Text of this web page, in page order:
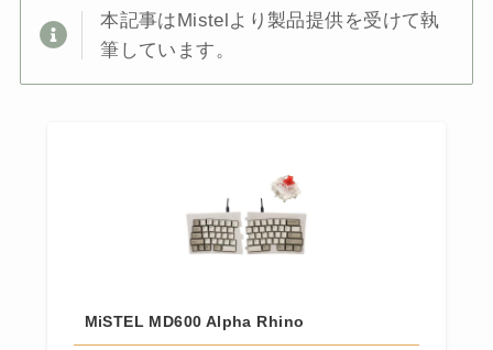
本記事はMistelより製品提供を受けて執
筆しています。
MiSTEL MD600 Alpha Rhino